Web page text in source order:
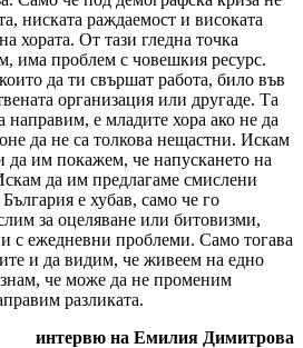
ниската раждаемост и високата
хората. От тази гледна точка
има проблем с човешкия ресурс.
да ти свършат работа, било във
организация или другаде. Та
е младите хора ако не да
да не са толкова нещастни. Искам
да им покажем, че напускането на
да им предлагаме смислени
е хубав, само че го
за оцеляване или битовизми,
с ежедневни проблеми. Само тогава
и да видим, че живеем на едно
че може да не променим
разликата.
интервю на Емилия Димитрова